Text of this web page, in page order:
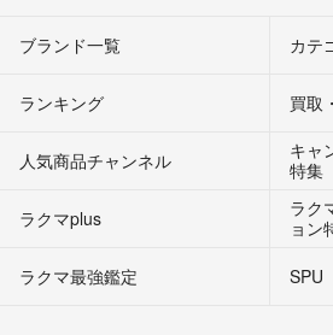
ブランド一覧 カテ
ランキング 買取
人気商品チャンネル
キャ
特集
ラクマplus
ラク
ョン
ラクマ最強鑑定
SPU